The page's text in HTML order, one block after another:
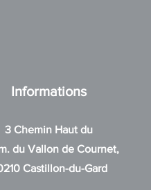
Informations
3 Chemin Haut du
du Vallon de Cournet,
Castillon-du-Gard